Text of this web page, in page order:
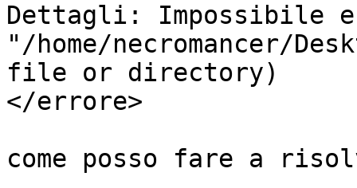
Dettagli: Impossibile
"/home/necromancer/
file or directory)
</errore>
come posso fare a